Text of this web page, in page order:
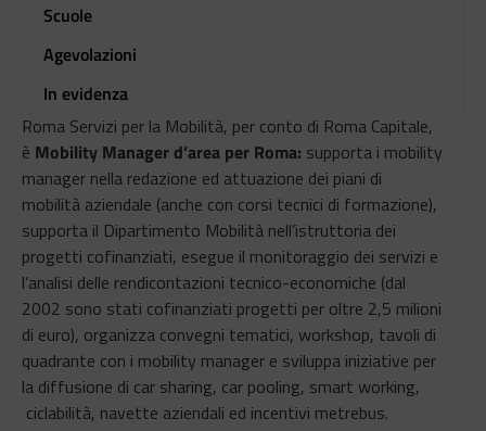
Scuole
Agevolazioni
In evidenza
Roma Servizi per la Mobilità, per conto di Roma Capitale,
è Mobility Manager d’area per Roma: supporta i mobility
manager nella redazione ed attuazione dei piani di
mobilità aziendale (anche con corsi tecnici di formazione),
supporta il Dipartimento Mobilità nell’istruttoria dei
progetti cofinanziati, esegue il monitoraggio dei servizi e
l’analisi delle rendicontazioni tecnico-economiche (dal
2002 sono stati cofinanziati progetti per oltre 2,5 milioni
di euro), organizza convegni tematici, workshop, tavoli di
quadrante con i mobility manager e sviluppa iniziative per
la diffusione di car sharing, car pooling, smart working,
ciclabilità, navette aziendali ed incentivi metrebus.